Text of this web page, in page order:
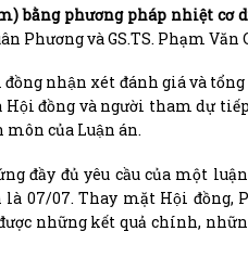
bằng phương pháp nhiệt cơ
Phương và GS.TS. Phạm Văn
nhận xét đánh giá và
Hội đồng và người tham dự
của Luận án.
đầy đủ yêu cầu của một
07/07. Thay mặt Hội đồng,
những kết quả chính,